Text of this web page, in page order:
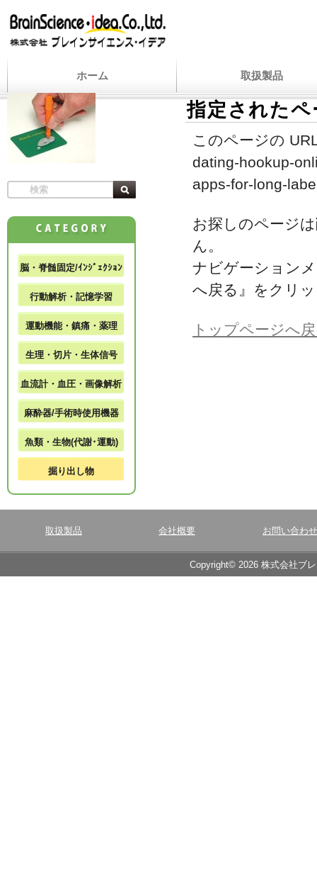
ホーム 取扱製品
指定された
このページの
dating-hookup-
apps-for-long-
お探しのページ
ん。
ナビゲーション
へ戻る』をクリ
トップページへ
脳・脊髄固定/ｲﾝｼﾞｪｸｼｮﾝ
行動解析・記憶学習
運動機能・鎮痛・薬理
生理・切片・生体信号
血流計・血圧・画像解析
麻酔器/手術時使用機器
魚類・生物(代謝･運動)
掘り出し物
取扱製品 会社概要 お問い合わせ
Copyright© 2026 株式会社ブ